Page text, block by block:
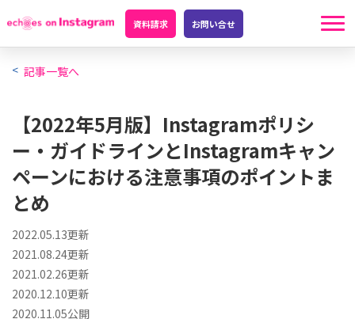
資料請求 お問い合せ
記事一覧へ
【2022年5月版】Instagramポリシ
ー・ガイドラインとInstagramキャン
ペーンにおける注意事項のポイントま
とめ
2022.05.13更新
2021.08.24更新
2021.02.26更新
2020.12.10更新
2020.11.05公開